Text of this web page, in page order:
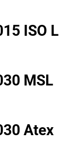
ISO L
MSL
Atex